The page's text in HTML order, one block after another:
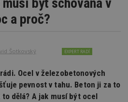
a proč?
Šotkovský EXPERT RADÍ
Ocel v železobetonových
pevnost v tahu. Beton ji za to
dělá? A jak musí být ocel